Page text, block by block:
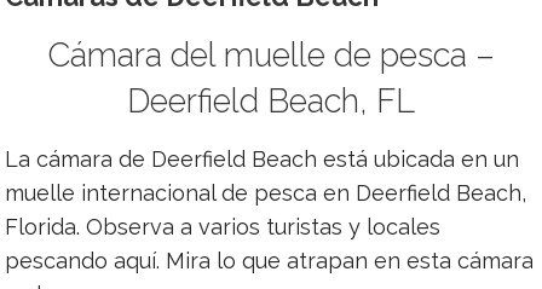
Cámara del muelle de pesca –
Deerfield Beach, FL
La cámara de Deerfield Beach está ubicada en un
muelle internacional de pesca en Deerfield Beach,
Florida. Observa a varios turistas y locales
pescando aquí. Mira lo que atrapan en esta cámara